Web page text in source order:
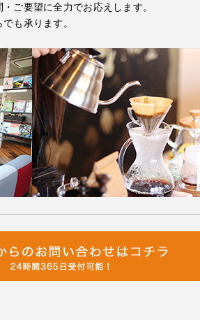
ご要望に全力でお応えします。
も承ります。